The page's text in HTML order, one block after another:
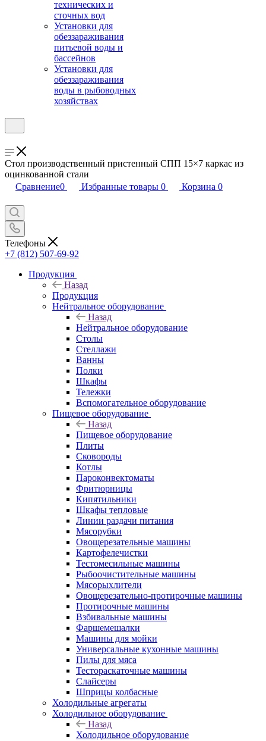
технических и
сточных вод
Установки для
обеззараживания
питьевой воды и
бассейнов
Установки для
обеззараживания
воды в рыбоводных
хозяйствах
Стол производственный пристенный СПП 15×7 каркас из
оцинкованной стали
Сравнение0 Избранные товары 0 Корзина 0
Телефоны
+7 (812) 507-69-92
Продукция
Назад
Продукция
Нейтральное оборудование
Назад
Нейтральное оборудование
Столы
Стеллажи
Ванны
Полки
Шкафы
Тележки
Вспомогательное оборудование
Пищевое оборудование
Назад
Пищевое оборудование
Плиты
Сковороды
Котлы
Пароконвектоматы
Фритюрницы
Кипятильники
Шкафы тепловые
Линии раздачи питания
Мясорубки
Овощерезательные машины
Картофелечистки
Тестомесильные машины
Рыбоочистительные машины
Мясорыхлители
Овощерезательно-протирочные машины
Протирочные машины
Взбивальные машины
Фаршемешалки
Машины для мойки
Универсальные кухонные машины
Пилы для мяса
Тестораскаточные машины
Слайсеры
Шприцы колбасные
Холодильные агрегаты
Холодильное оборудование
Назад
Холодильное оборудование